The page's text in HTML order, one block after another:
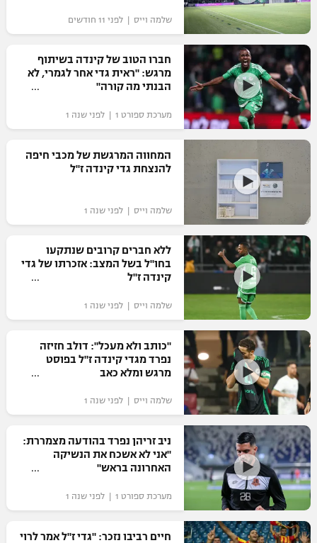
"מחצית בשכונה" – פודקאסט
משתתפים וזוכים בפרסים
תקנון משתתפים וזוכים בפרסים
תקנון עבור פעילות אלקטרה
תקנון עבור פעילות ספורט 1 – "מרלן"
טניס
גיימינג E-Sports
תנאי שימוש
מדיניות פרטיות
תקנון פעילות ספורט 1
רשיון להקרנה פומבית לבית עסק
הצטרפות לחבילת הערוצים
לוח דרושים – ג'ובנט
תגיות
המגזין
אופניים
ספורט מוטורי
כדורמים
פוטבול אמריקאי NFL
בייסבול MLB
ספורט אתגרי ואקסטרים
אומנויות לחימה
גיימינג E-Sports
שלמה וייס | לפני 11 חודשים
חברו הטוב של קינדה בשיתוף
מרגש: "ראית גדי אחר לגמרי, לא
הבנתי מה קורה"
מערכת ספורט 1 | לפני שנה 1
המחווה המרגשת של מכבי חיפה
להנצחת גדי קינדה ז"ל
שלמה וייס | לפני שנה 1
ללא חברים קרובים שנתקעו
בחו"ל בשל המצב: אזכרתו של גדי
קינדה ז"ל
שלמה וייס | לפני שנה 1
"כותב ולא מעכל": דולב חזיזה
נפרד מגדי קינדה ז"ל בפוסט
מרגש ומלא כאב
שלמה וייס | לפני שנה 1
ניב זריהן נפרד בהודעה מצמררת:
"אני לא אשכח את הנשיקה
האחרונה בראש"
מערכת ספורט 1 | לפני שנה 1
חיים רביבו נזכר: "גדי ז"ל אמר לרוי